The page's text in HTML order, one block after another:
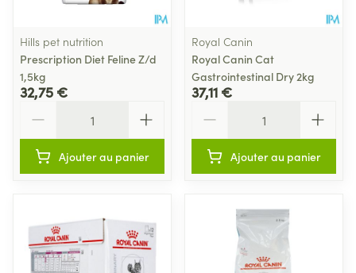
Hills pet nutrition
Prescription Diet Feline Z/d
1,5kg
32,75 €
Ajouter au panier
Royal Canin
Royal Canin Cat
Gastrointestinal Dry 2kg
37,11 €
Ajouter au panier